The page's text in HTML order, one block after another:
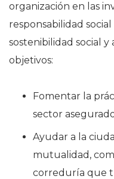
organización en las
responsabilidad
sostenibilidad social
objetivos:
Fomentar la
sector
Ayudar a la
mutualidad,
correduría que